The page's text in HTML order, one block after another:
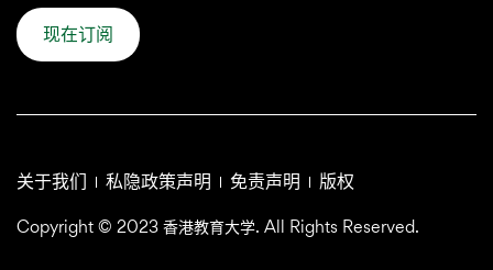
现在订阅
关于我们 私隐政策声明 免责声明 版权
Copyright © 2023 香港教育大学. All Rights Reserved.